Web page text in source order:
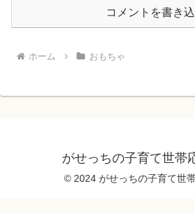
コメントを書き
ホーム おもちゃ
がせっちの子育て世帯
© 2024 がせっちの子育て世